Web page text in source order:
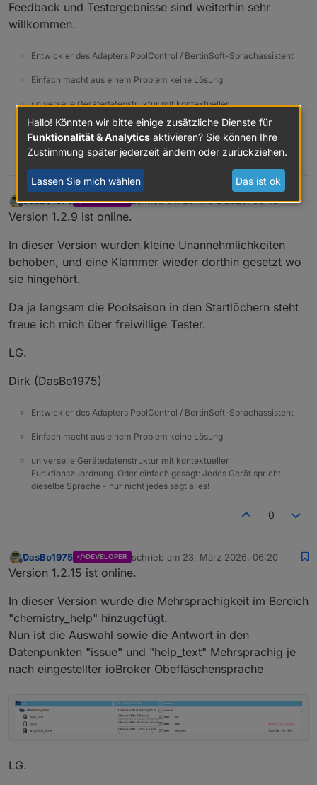
Feedback und Testergebnisse sind weiterhin sehr
willkommen.
Entwickler des Adapters PoolControl / BertinSoft-Sprachassistent
Einfach macht aus einem Problem keine Lösung
universelle Gerätedatenstruktur mit kontextueller
Funktionszuordnung. Oder einfach gesagt: Jedes Gerät spricht
dieselbe Sprache - nur nicht jedes sagt alles!
1
Offline
DasBo1975 DEVELOPER schrieb am20. März 2026, 06:46
zuletzt editiert von
Version 1.2.9 ist online.
In dieser Version wurden kleine Unannehmlichkeiten
behoben, und eine Klammer wieder dorthin gesetzt wo
sie hingehört.
Da ja langsam die Poolsaison in den Startlöchern steht
freue ich mich über freiwillige Tester.
LG.
Dirk (DasBo1975)
Entwickler des Adapters PoolControl / BertinSoft-Sprachassistent
Einfach macht aus einem Problem keine Lösung
universelle Gerätedatenstruktur mit kontextueller
Funktionszuordnung. Oder einfach gesagt: Jedes Gerät spricht
dieselbe Sprache - nur nicht jedes sagt alles!
0
Offline
DasBo1975 DEVELOPER schrieb am 23. März 2026, 06:20
zuletzt editiert von
Version 1.2.15 ist online.
In dieser Version wurde die Mehrsprachigkeit im Bereich
"chemistry_help" hinzugefügt.
Nun ist die Auswahl sowie die Antwort in den
Datenpunkten "issue" und "help_text" Mehrsprachig je
nach eingestellter ioBroker Obefläschensprache
LG.
Hallo! Könnten wir bitte einige zusätzliche Dienste für
Funktionalität & Analytics aktivieren? Sie können Ihre
Zustimmung später jederzeit ändern oder zurückziehen.
Lassen Sie mich wählen Das ist ok